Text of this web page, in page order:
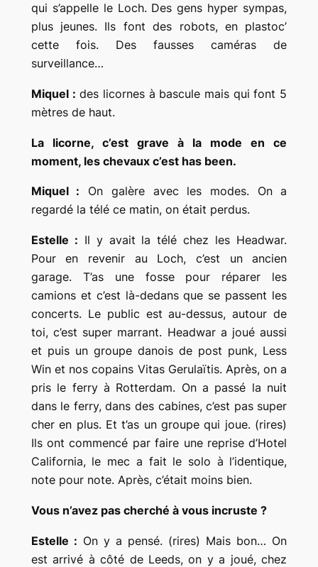
qui s’appelle le Loch. Des gens hyper sympas,
plus jeunes. Ils font des robots, en plastoc’
cette fois. Des fausses caméras de
surveillance…
Miquel : des licornes à bascule mais qui font 5
mètres de haut.
La licorne, c’est grave à la mode en ce
moment, les chevaux c’est has been.
Miquel : On galère avec les modes. On a
regardé la télé ce matin, on était perdus.
Estelle : Il y avait la télé chez les Headwar.
Pour en revenir au Loch, c’est un ancien
garage. T’as une fosse pour réparer les
camions et c’est là-dedans que se passent les
concerts. Le public est au-dessus, autour de
toi, c’est super marrant. Headwar a joué aussi
et puis un groupe danois de post punk, Less
Win et nos copains Vitas Gerulaïtis. Après, on a
pris le ferry à Rotterdam. On a passé la nuit
dans le ferry, dans des cabines, c’est pas super
cher en plus. Et t’as un groupe qui joue. (rires)
Ils ont commencé par faire une reprise d’Hotel
California, le mec a fait le solo à l’identique,
note pour note. Après, c’était moins bien.
Vous n’avez pas cherché à vous incruste ?
Estelle : On y a pensé. (rires) Mais bon… On
est arrivé à côté de Leeds, on y a joué, chez